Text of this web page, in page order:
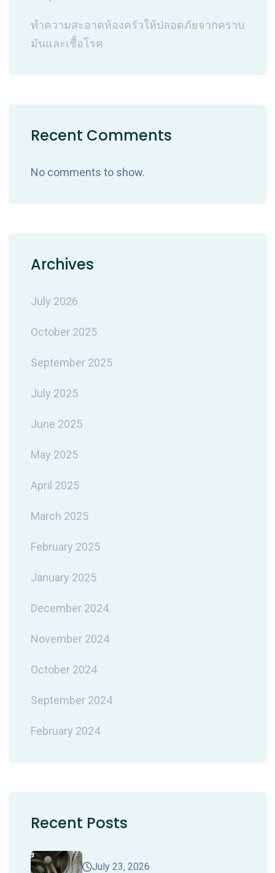
ทำความสะอาดห้องครัวให้ปลอดภัยจากคราบ
มันและเชื้อโรค
Recent Comments
No comments to show.
Archives
July 2026
October 2025
September 2025
July 2025
June 2025
May 2025
April 2025
March 2025
February 2025
January 2025
December 2024
November 2024
October 2024
September 2024
February 2024
Recent Posts
July 23, 2026